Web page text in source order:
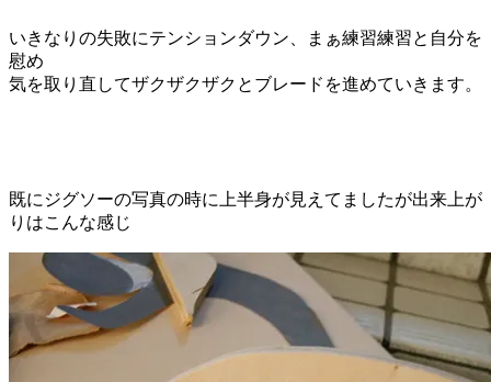
いきなりの失敗にテンションダウン、まぁ練習練習と自分を
慰め
気を取り直してザクザクザクとブレードを進めていきます。
既にジグソーの写真の時に上半身が見えてましたが出来上が
りはこんな感じ